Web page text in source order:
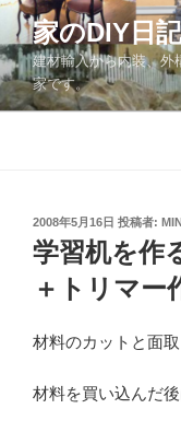
コ
テ
ン
ツ
家のDIY日記
建材輸入から内装、外
家です。
投
稿
日:
2008年5月16日 投稿者:
学習机を
＋トリマー
材料のカットと面取
材料を買い込んだ後